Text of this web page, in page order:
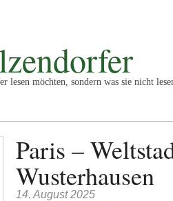
lesen möchten, sondern was sie nicht
Paris –
Wusterhausen
14. August 2025